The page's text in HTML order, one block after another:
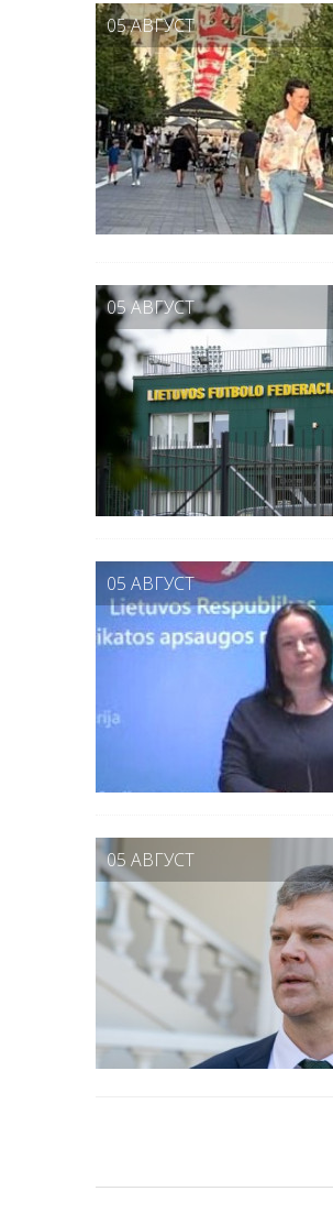
05 АВГУСТ
05 АВГУСТ
05 АВГУСТ
05 АВГУСТ